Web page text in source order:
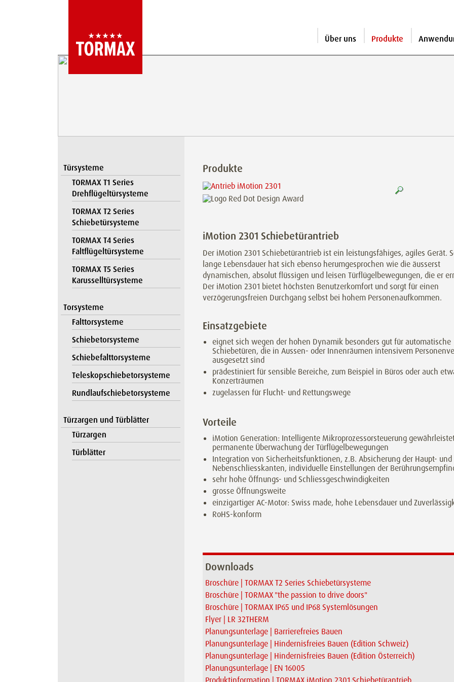
Über uns Produkte
Türsysteme
TORMAX T1 Series
Drehflügeltürsysteme
TORMAX T2 Series
Schiebetürsysteme
TORMAX T4 Series
Faltflügeltürsysteme
TORMAX T5 Series
Karusselltürsysteme
Torsysteme
Falttorsysteme
Schiebetorsysteme
Schiebefalttorsysteme
Teleskopschiebetorsysteme
Rundlaufschiebetorsysteme
Türzargen und Türblätter
Türzargen
Türblätter
Produkte
iMotion 2301 Schiebetürantrieb
Der iMotion 2301 Schiebetürantrieb ist ein leistungsfähiges, agiles Gerät.
lange Lebensdauer hat sich ebenso herumgesprochen wie die äusserst
dynamischen, absolut flüssigen und leisen Türflügelbewegungen, die er
Der iMotion 2301 bietet höchsten Benutzerkomfort und sorgt für einen
verzögerungsfreien Durchgang selbst bei hohem Personenaufkommen.
Einsatzgebiete
eignet sich wegen der hohen Dynamik besonders gut für automatische
Schiebetüren, die in Aussen- oder Innenräumen intensivem
ausgesetzt sind
prädestiniert für sensible Bereiche, zum Beispiel in Büros oder auch
Konzerträumen
zugelassen für Flucht- und Rettungswege
Vorteile
iMotion Generation: Intelligente Mikroprozessorsteuerung
permanente Überwachung der Türflügelbewegungen
Integration von Sicherheitsfunktionen, z.B. Absicherung der Haupt- und
Nebenschliesskanten, individuelle Einstellungen der
sehr hohe Öffnungs- und Schliessgeschwindigkeiten
grosse Öffnungsweite
einzigartiger AC-Motor: Swiss made, hohe Lebensdauer und
RoHS-konform
Downloads
Broschüre | TORMAX T2 Series Schiebetürsysteme
Broschüre | TORMAX "the passion to drive doors"
Broschüre | TORMAX IP65 und IP68 Systemlösungen
Flyer | LR 32THERM
Planungsunterlage | Barrierefreies Bauen
Planungsunterlage | Hindernisfreies Bauen (Edition Schweiz)
Planungsunterlage | Hindernisfreies Bauen (Edition Österreich)
Planungsunterlage | EN 16005